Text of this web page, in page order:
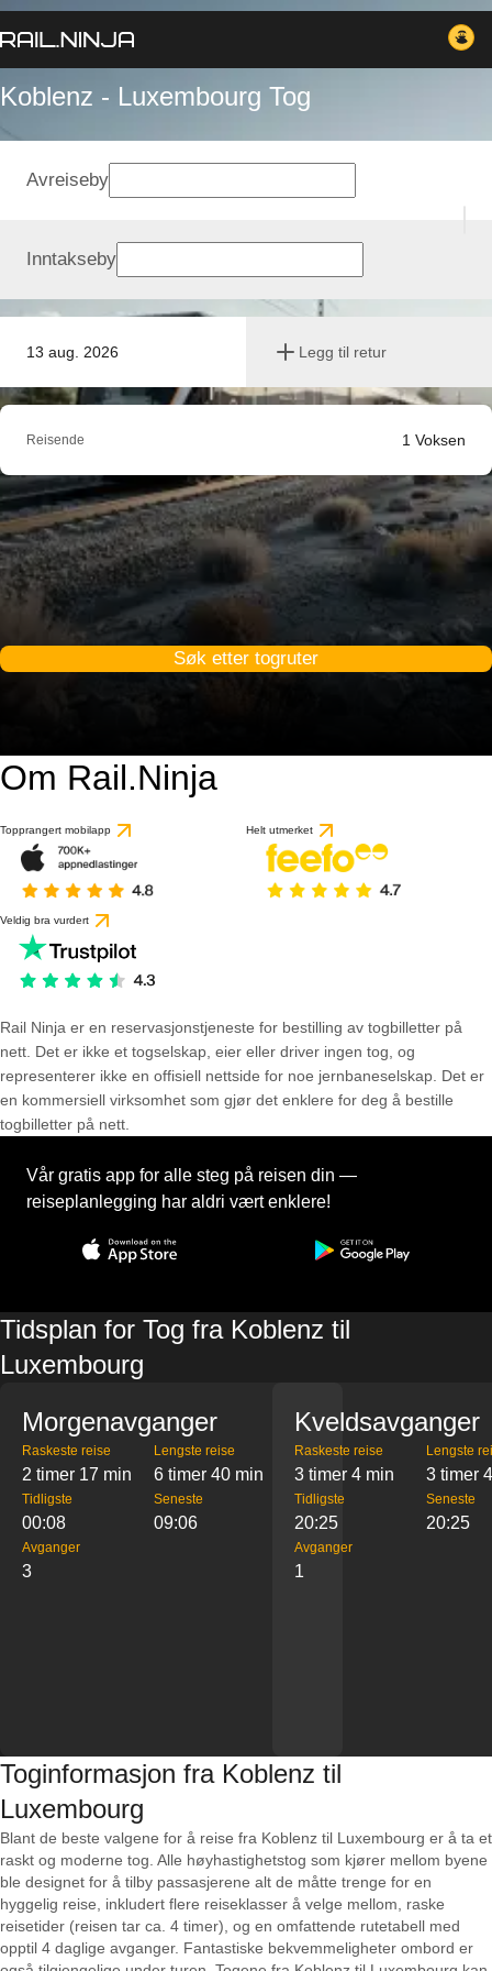
Koblenz - Luxembourg Tog
13 aug. 2026 Legg til retur
Avreiseby
Inntakseby
Reisende 1 Voksen
Søk etter togruter
Om Rail.Ninja
Topprangert mobilapp Helt utmerket
Veldig bra vurdert
Rail Ninja er en reservasjons­tjeneste for bestilling av togbilletter på
nett. Det er ikke et togselskap, eier eller driver ingen tog, og
representerer ikke en offisiell nettside for noe jernbaneselskap. Det er
en kommersiell virksomhet som gjør det enklere for deg å bestille
togbilletter på nett.
Vår gratis app for alle steg på reisen din —
reiseplanlegging har aldri vært enklere!
Tidsplan for Tog fra Koblenz til
Luxembourg
Morgenavganger
Raskeste reise
2 timer 17 min
Lengste reise
6 timer 40 min
Tidligste
00:08
Seneste
09:06
Avganger
3
Kveldsavganger
Raskeste reise
3 timer 4 min
Lengste
3 timer
Tidligste
20:25
Seneste
20:25
Avganger
1
Toginformasjon fra Koblenz til
Luxembourg
Blant de beste valgene for å reise fra Koblenz til Luxembourg er å ta et
raskt og moderne tog. Alle høyhastighetstog som kjører mellom byene
ble designet for å tilby passasjerene alt de måtte trenge for en
hyggelig reise, inkludert flere reiseklasser å velge mellom, raske
reisetider (reisen tar ca. 4 timer), og en omfattende rutetabell med
opptil 4 daglige avganger. Fantastiske bekvemmeligheter ombord er